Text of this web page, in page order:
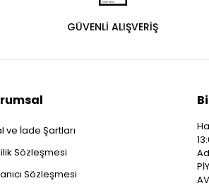
GÜVENLİ ALIŞVERİŞ
ve İade Şartları
Sözleşmesi
Sözleşmesi